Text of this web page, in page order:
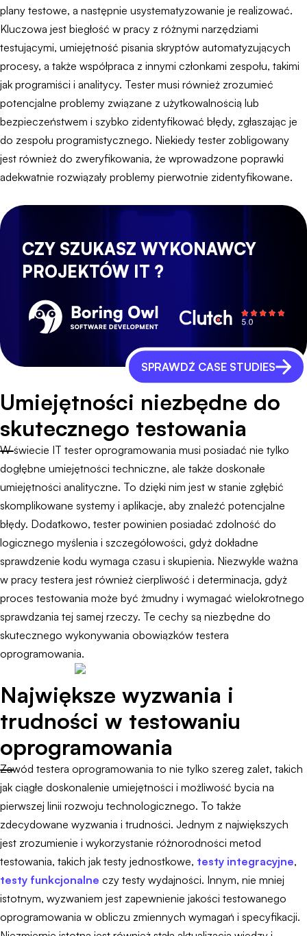
plany testowe, a następnie usystematyzowanie je realizować.
Kluczowa jest biegłość w pracy z różnymi narzędziami
testującymi, umiejętność pisania skryptów automatyzujących
procesy, a także współpraca z innymi członkami zespołu, takimi
jak programiści i analitycy. Tester musi również zrozumieć
potencjalne problemy związane z użytkowalnością lub
bezpieczeństwem i szybko zidentyfikować błędy, zgłaszając je
do zespołu programistycznego. Niekiedy tester zobligowany
jest również do zweryfikowania, że wprowadzone poprawki
adekwatnie rozwiązały problemy pierwotnie zidentyfikowane.
CZY SZUKASZ WYKONAWCY
PROJEKTÓW IT ?
SPRAWDŹ CASE STUDIES
Umiejętności niezbędne do
skutecznego testowania
W świecie IT tester oprogramowania musi posiadać nie tylko
dogłębne umiejętności techniczne, ale także doskonałe
umiejętności analityczne. To dzięki nim jest w stanie zgłębić
skomplikowane systemy i aplikacje, aby znaleźć potencjalne
błędy. Dodatkowo, tester powinien posiadać zdolność do
logicznego myślenia i szczegółowości, gdyż dokładne
sprawdzenie kodu wymaga czasu i skupienia. Niezwykle ważna
w pracy testera jest również cierpliwość i determinacja, gdyż
proces testowania może być żmudny i wymagać wielokrotnego
sprawdzania tej samej rzeczy. Te cechy są niezbędne do
skutecznego wykonywania obowiązków testera
oprogramowania.
Największe wyzwania i
trudności w testowaniu
oprogramowania
Zawód testera oprogramowania to nie tylko szereg zalet, takich
jak ciągłe doskonalenie umiejętności i możliwość bycia na
pierwszej linii rozwoju technologicznego. To także
zdecydowane wyzwania i trudności. Jednym z największych
jest zrozumienie i wykorzystanie różnorodności metod
testowania, takich jak testy jednostkowe, testy integracyjne,
testy funkcjonalne czy testy wydajności. Innym, nie mniej
istotnym, wyzwaniem jest zapewnienie jakości testowanego
oprogramowania w obliczu zmiennych wymagań i specyfikacji.